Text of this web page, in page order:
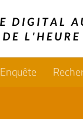
Enquête